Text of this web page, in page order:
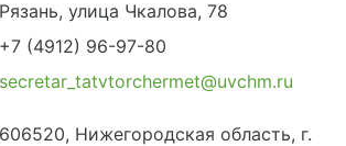
Рязань, улица Чкалова, 78
+7 (4912) 96-97-80
secretar_tatvtorchermet@uvchm.ru
606520, Нижегородская область, г.